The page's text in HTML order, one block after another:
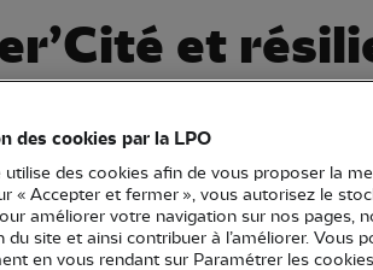
et
Article
Conservation
des cookies par la LPO
utilise des cookies afin de vous proposer la
« Accepter et fermer », vous autorisez le
améliorer votre navigation sur nos pages,
du site et ainsi contribuer à l’améliorer. Vous
en vous rendant sur Paramétrer les